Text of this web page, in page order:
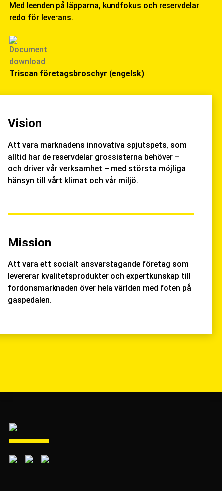
Med leenden på läpparna, kundfokus och reservdelar
redo för leverans.
Triscan företagsbroschyr (engelsk)
Vision
Att vara marknadens innovativa spjutspets, som
alltid har de reservdelar grossisterna behöver –
och driver vår verksamhet – med största möjliga
hänsyn till vårt klimat och vår miljö.
Mission
Att vara ett socialt ansvarstagande företag som
levererar kvalitetsprodukter och expertkunskap till
fordonsmarknaden över hela världen med foten på
gaspedalen.